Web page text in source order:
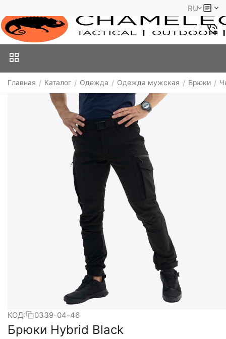
RU
Главная / Каталог / Одежда / Одежда мужская / Брюки /
КОД: 0339-04-46
Брюки Hybrid Black